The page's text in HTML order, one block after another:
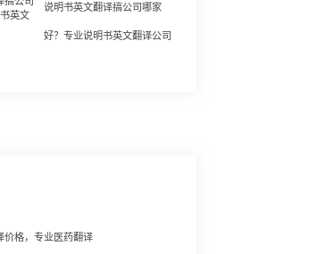
说明书英文翻译搞公司哪家
好？专业说明书英文翻译公司